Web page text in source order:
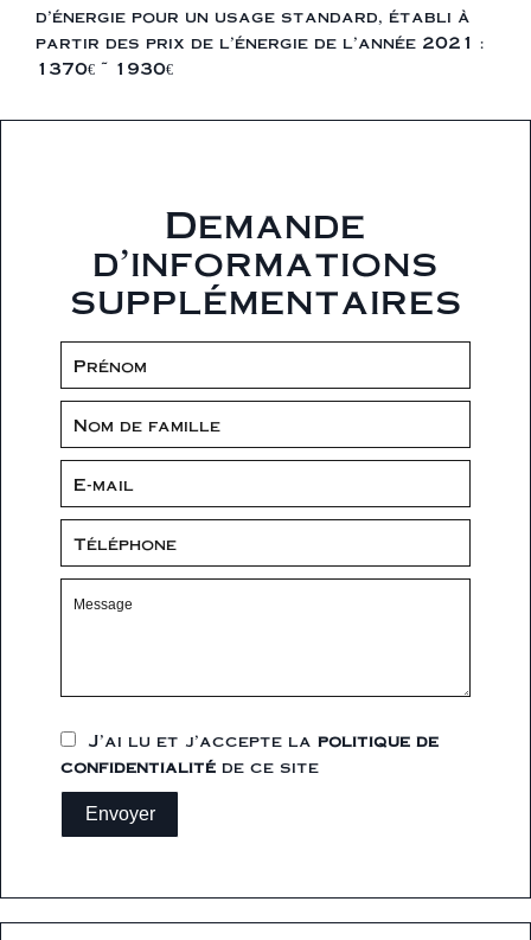
d'énergie pour un usage standard, établi à
partir des prix de l'énergie de l'année 2021 :
1370€ ~ 1930€
Demande
d'informations
supplémentaires
J’ai lu et j'accepte la politique de
confidentialité de ce site
Envoyer